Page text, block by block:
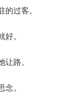
过客。
。
路。
。